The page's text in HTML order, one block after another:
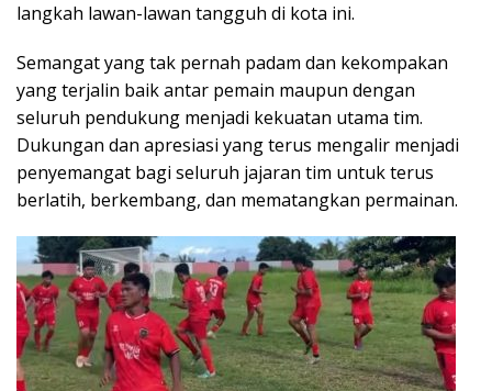
langkah lawan-lawan tangguh di kota ini.
Semangat yang tak pernah padam dan kekompakan
yang terjalin baik antar pemain maupun dengan
seluruh pendukung menjadi kekuatan utama tim.
Dukungan dan apresiasi yang terus mengalir menjadi
penyemangat bagi seluruh jajaran tim untuk terus
berlatih, berkembang, dan mematangkan permainan.